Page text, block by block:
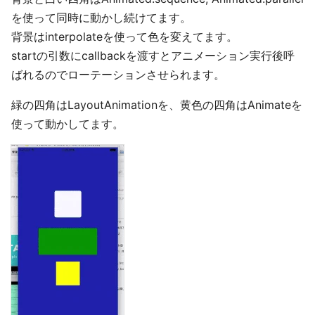
を使って同時に動かし続けてます。
背景はinterpolateを使って色を変えてます。
startの引数にcallbackを渡すとアニメーション実行後呼
ばれるのでローテーションさせられます。
緑の四角はLayoutAnimationを、黄色の四角はAnimateを
使って動かしてます。